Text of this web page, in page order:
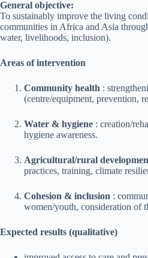
General objective:
To sustainably improve the living
communities in Africa and Asia
water, livelihoods, inclusion).
Areas of intervention
Community health :
(centre/equipment, prevention,
Water & hygiene : creation/
hygiene awareness.
Agricultural/rural
practices, training, climate
Cohesion & inclusion :
women/youth, consideration of
Expected results (qualitative)